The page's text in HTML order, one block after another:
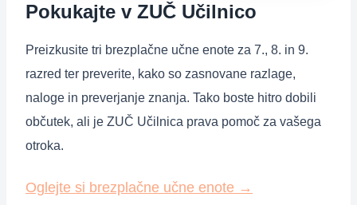
Pokukajte v ZUČ Učilnico
Preizkusite tri brezplačne učne enote za 7., 8. in 9.
razred ter preverite, kako so zasnovane razlage,
naloge in preverjanje znanja. Tako boste hitro dobili
občutek, ali je ZUČ Učilnica prava pomoč za vašega
otroka.
Oglejte si brezplačne učne enote →